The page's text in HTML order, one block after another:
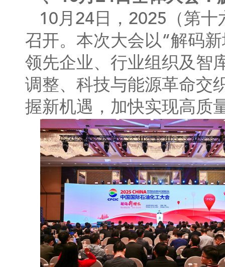
10月24日，2025（第
召开。本次大会以“解码
领先企业、行业组织及智
调整、科技与能源革命交
握新机遇，加快实现高质